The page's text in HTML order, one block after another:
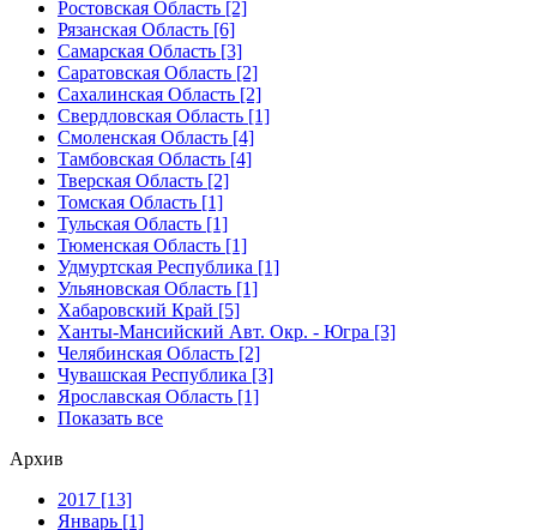
Ростовская Область [2]
Рязанская Область [6]
Самарская Область [3]
Саратовская Область [2]
Сахалинская Область [2]
Свердловская Область [1]
Смоленская Область [4]
Тамбовская Область [4]
Тверская Область [2]
Томская Область [1]
Тульская Область [1]
Тюменская Область [1]
Удмуртская Республика [1]
Ульяновская Область [1]
Хабаровский Край [5]
Ханты-Мансийский Авт. Окр. - Югра [3]
Челябинская Область [2]
Чувашская Республика [3]
Ярославская Область [1]
Показать все
Архив
2017 [13]
Январь [1]